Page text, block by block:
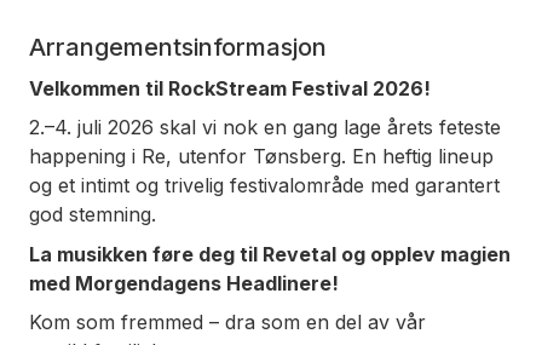
Arrangementsinformasjon
Velkommen til RockStream Festival 2026!
2.–4. juli 2026 skal vi nok en gang lage årets feteste
happening i Re, utenfor Tønsberg. En heftig lineup
og et intimt og trivelig festivalområde med garantert
god stemning.
La musikken føre deg til Revetal og opplev magien
med Morgendagens Headlinere!
Kom som fremmed – dra som en del av vår